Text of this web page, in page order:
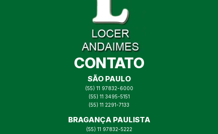
CONTATO
SÃO PAULO
(55) 11 97832-6000
(55) 11 3495-5151
(55) 11 2291-7133
BRAGANÇA PAULISTA
(55) 11 97832-5222